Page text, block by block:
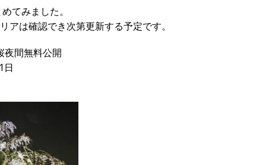
日 ] 「スギ薬局 宇治店」向かいの更地は駐車場になるみたい！２０１８年までパ
た所【宇治市】
開店・閉店
e
てみました。
アは確認でき次第更新する予定です。
夜間無料公開
日